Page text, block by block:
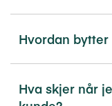
Hvordan
Hva skjer når